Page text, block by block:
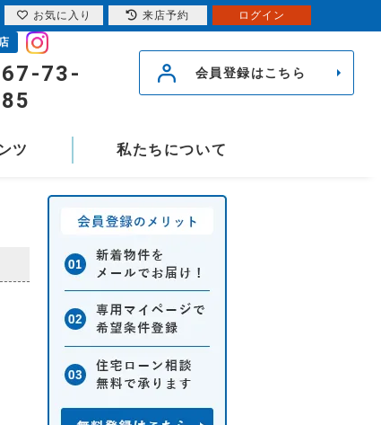
73-
会員登録はこちら
ツ 私たちについて
お気に入り 来店予約 ログイン